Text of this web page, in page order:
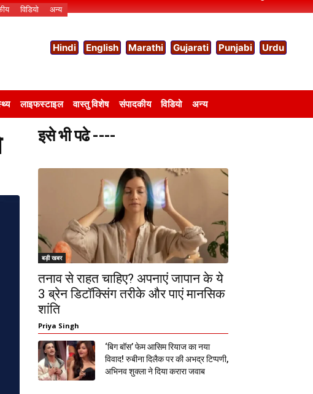
विडियो अन्य
Hindi English Marathi Gujarati Punjabi Urdu
लाइफस्टाइल वास्तु विशेष संपादकीय विडियो अन्य
इसे भी पढे ----
बड़ी खबर
तनाव से राहत चाहिए? अपनाएं जापान के ये
3 ब्रेन डिटॉक्सिंग तरीके और पाएं मानसिक
शांति
Priya Singh
‘बिग बॉस’ फेम आसिम रियाज का नया
विवाद! रुबीना दिलैक पर की अभद्र टिप्पणी,
अभिनव शुक्ला ने दिया करारा जवाब